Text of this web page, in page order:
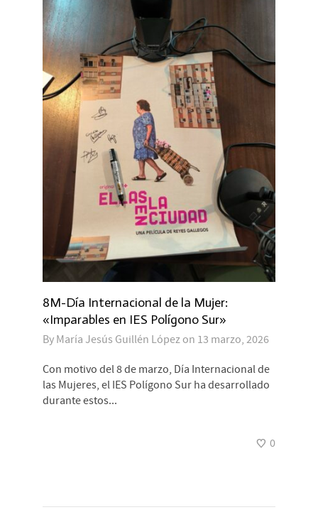
8M-Día Internacional de la Mujer:
«Imparables en IES Polígono Sur»
By María Jesús Guillén López on 13 marzo, 2026
Con motivo del 8 de marzo, Día Internacional de
las Mujeres, el IES Polígono Sur ha desarrollado
durante estos...
0